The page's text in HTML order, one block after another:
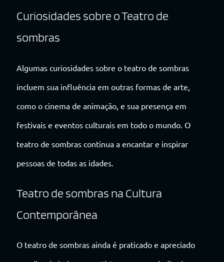
Curiosidades sobre o Teatro de
sombras
Algumas curiosidades sobre o teatro de sombras
incluem sua influência em outras formas de arte,
como o cinema de animação, e sua presença em
festivais e eventos culturais em todo o mundo. O
teatro de sombras continua a encantar e inspirar
pessoas de todas as idades.
Teatro de sombras na Cultura
Contemporânea
O teatro de sombras ainda é praticado e apreciado